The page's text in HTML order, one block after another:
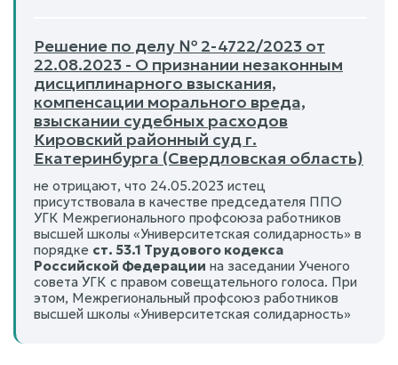
Решение по делу № 2-4722/2023 от
22.08.2023 - О признании незаконным
дисциплинарного взыскания,
компенсации морального вреда,
взыскании судебных расходов
Кировский районный суд г.
Екатеринбурга (Свердловская область)
не отрицают, что 24.05.2023 истец
присутствовала в качестве председателя ППО
УГК Межрегионального профсоюза работников
высшей школы «Университетская солидарность» в
порядке ст. 53.1 Трудового кодекса
Российской Федерации на заседании Ученого
совета УГК с правом совещательного голоса. При
этом, Межрегиональный профсоюз работников
высшей школы «Университетская солидарность»